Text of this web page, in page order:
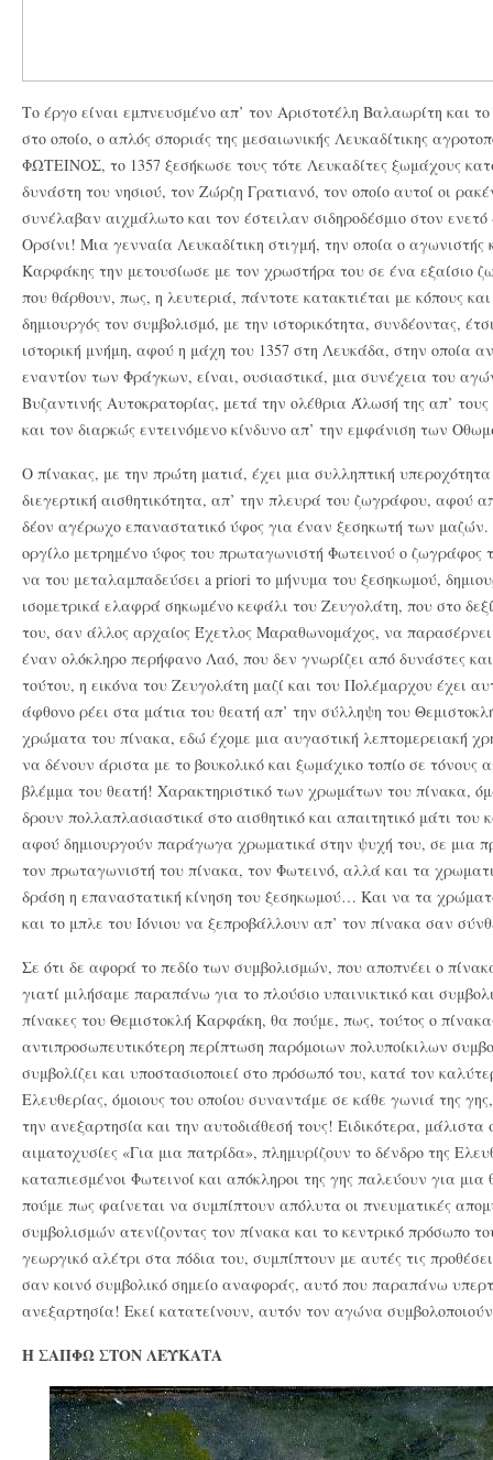
Το έργο είναι εμπνευσμένο απ’ τον Αριστοτέλη Βαλαωρίτη και
στο οποίο, ο απλός σποριάς της μεσαιωνικής Λευκαδίτικης
ΦΩΤΕΙΝΟΣ, το 1357 ξεσήκωσε τους τότε Λευκαδίτες ξωμάχους
δυνάστη του νησιού, τον Ζώρζη Γρατιανό, τον οποίο αυτοί οι
συνέλαβαν αιχμάλωτο και τον έστειλαν σιδηροδέσμιο στον
Ορσίνι! Μια γενναία Λευκαδίτικη στιγμή, την οποία ο αγωνιστής
Καρφάκης την μετουσίωσε με τον χρωστήρα του σε ένα εξαίσιο
που θάρθουν, πως, η λευτεριά, πάντοτε κατακτιέται με κόπους
δημιουργός τον συμβολισμό, με την ιστορικότητα, συνδέοντας,
ιστορική μνήμη, αφού η μάχη του 1357 στη Λευκάδα, στην οποία
εναντίον των Φράγκων, είναι, ουσιαστικά, μια συνέχεια του
Βυζαντινής Αυτοκρατορίας, μετά την ολέθρια Άλωσή της απ’
και τον διαρκώς εντεινόμενο κίνδυνο απ’ την εμφάνιση των
Ο πίνακας, με την πρώτη ματιά, έχει μια συλληπτική
διεγερτική αισθητικότητα, απ’ την πλευρά του ζωγράφου, αφού
δέον αγέρωχο επαναστατικό ύφος για έναν ξεσηκωτή των μαζών.
οργίλο μετρημένο ύφος του πρωταγωνιστή Φωτεινού ο ζωγράφος
να του μεταλαμπαδεύσει a priori το μήνυμα του ξεσηκωμού,
ισομετρικά ελαφρά σηκωμένο κεφάλι του Ζευγολάτη, που στο
του, σαν άλλος αρχαίος Έχετλος Μαραθωνομάχος, να
έναν ολόκληρο περήφανο Λαό, που δεν γνωρίζει από δυνάστες
τούτου, η εικόνα του Ζευγολάτη μαζί και του Πολέμαρχου έχει
άφθονο ρέει στα μάτια του θεατή απ’ την σύλληψη του
χρώματα του πίνακα, εδώ έχομε μια αυγαστική λεπτομερειακή
να δένουν άριστα με το βουκολικό και ξωμάχικο τοπίο σε τόνους
βλέμμα του θεατή! Χαρακτηριστικό των χρωμάτων του πίνακα,
δρουν πολλαπλασιαστικά στο αισθητικό και απαιτητικό μάτι
αφού δημιουργούν παράγωγα χρωματικά στην ψυχή του, σε μια
τον πρωταγωνιστή του πίνακα, τον Φωτεινό, αλλά και τα
δράση η επαναστατική κίνηση του ξεσηκωμού… Και να τα
και το μπλε του Ιόνιου να ξεπροβάλλουν απ’ τον πίνακα σαν
Σε ότι δε αφορά το πεδίο των συμβολισμών, που αποπνέει ο
γιατί μιλήσαμε παραπάνω για το πλούσιο υπαινικτικό και
πίνακες του Θεμιστοκλή Καρφάκη, θα πούμε, πως, τούτος ο
αντιπροσωπευτικότερη περίπτωση παρόμοιων πολυποίκιλων
συμβολίζει και υποστασιοποιεί στο πρόσωπό του, κατά τον
Ελευθερίας, όμοιους του οποίου συναντάμε σε κάθε γωνιά της
την ανεξαρτησία και την αυτοδιάθεσή τους! Ειδικότερα, μάλιστα
αιματοχυσίες «Για μια πατρίδα», πλημυρίζουν το δένδρο της
καταπιεσμένοι Φωτεινοί και απόκληροι της γης παλεύουν για
πούμε πως φαίνεται να συμπίπτουν απόλυτα οι πνευματικές
συμβολισμών ατενίζοντας τον πίνακα και το κεντρικό πρόσωπο
γεωργικό αλέτρι στα πόδια του, συμπίπτουν με αυτές τις
σαν κοινό συμβολικό σημείο αναφοράς, αυτό που παραπάνω
ανεξαρτησία! Εκεί κατατείνουν, αυτόν τον αγώνα
Η ΣΑΠΦΩ ΣΤΟΝ ΛΕΥΚΑΤΑ